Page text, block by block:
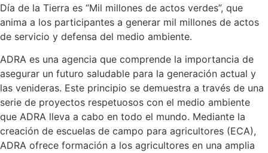
Día de la Tierra es “Mil millones de actos verdes”, que
anima a los participantes a generar mil millones de actos
de servicio y defensa del medio ambiente.
ADRA es una agencia que comprende la importancia de
asegurar un futuro saludable para la generación actual y
las venideras. Este principio se demuestra a través de una
serie de proyectos respetuosos con el medio ambiente
que ADRA lleva a cabo en todo el mundo. Mediante la
creación de escuelas de campo para agricultores (ECA),
ADRA ofrece formación a los agricultores en una amplia